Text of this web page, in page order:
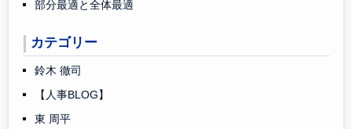
部分最適と全体最適
カテゴリー
鈴木 徹司
【人事BLOG】
東 周平